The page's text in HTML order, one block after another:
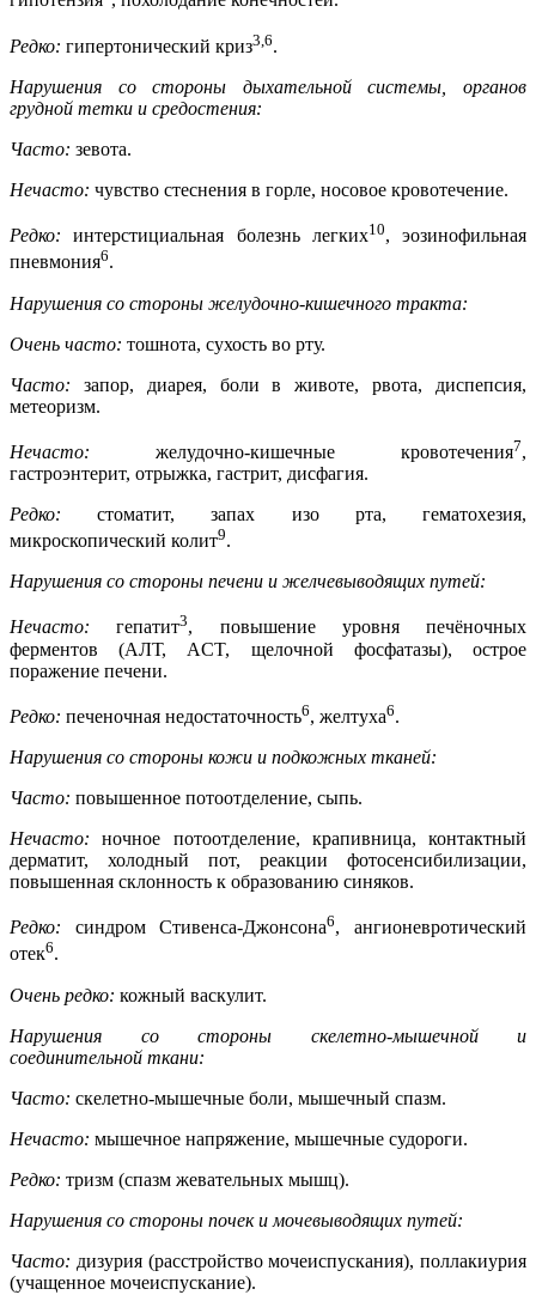
Редко: гипертонический криз3,6.
Нарушения со стороны дыхательной системы, органов
грудной тетки и средостения:
Часто: зевота.
Нечасто: чувство стеснения в горле, носовое кровотечение.
Редко: интерстициальная болезнь легких10, эозинофильная
пневмония6.
Нарушения со стороны желудочно-кишечного тракта:
Очень часто: тошнота, сухость во рту.
Часто: запор, диарея, боли в животе, рвота, диспепсия,
метеоризм.
Нечасто: желудочно-кишечные кровотечения7,
гастроэнтерит, отрыжка, гастрит, дисфагия.
Редко: стоматит, запах изо рта, гематохезия,
микроскопический колит9.
Нарушения со стороны печени и желчевыводящих путей:
Нечасто: гепатит3, повышение уровня печёночных
ферментов (АЛТ, ACT, щелочной фосфатазы), острое
поражение печени.
Редко: печеночная недостаточность6, желтуха6.
Нарушения со стороны кожи и подкожных тканей:
Часто: повышенное потоотделение, сыпь.
Нечасто: ночное потоотделение, крапивница, контактный
дерматит, холодный пот, реакции фотосенсибилизации,
повышенная склонность к образованию синяков.
Редко: синдром Стивенса-Джонсона6, ангионевротический
отек6.
Очень редко: кожный васкулит.
Нарушения со стороны скелетно-мышечной и
соединительной ткани:
Часто: скелетно-мышечные боли, мышечный спазм.
Нечасто: мышечное напряжение, мышечные судороги.
Редко: тризм (спазм жевательных мышц).
Нарушения со стороны почек и мочевыводящих путей:
Часто: дизурия (расстройство мочеиспускания), поллакиурия
(учащенное мочеиспускание).